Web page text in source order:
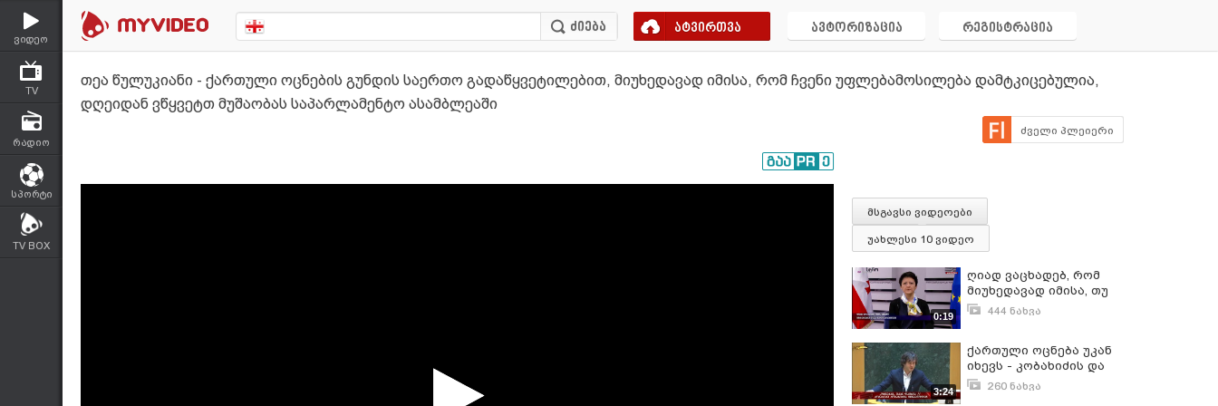
ვიდეო
TV
რადიო
სპორტი
TV BOX
ატვირთვა ავტორიზაცია რეგისტრაცია
თეა წულუკიანი - ქართული ოცნების გუნდის საერთო გადაწყვეტილებით, მიუხედავად იმისა, რომ ჩვენი უფლებამოსილება დამტკიცებულია,
დღეიდან ვწყვეტთ მუშაობას საპარლამენტო ასამბლეაში
ძველი პლეიერი
მსგავსი ვიდეოები
უახლესი 10 ვიდეო
0:19
ღიად ვაცხადებ, რომ
მიუხედავად იმისა, თუ
რა დაადგინა
ჩემთვის ეს
მნიშვნელოვანი არ
არის - თეა წულუკიანი
444 ნახვა
3:24
ქართული ოცნება უკან
იხევს - კობახიძის და
ოცნების სხვა სახეების
260 ნახვა